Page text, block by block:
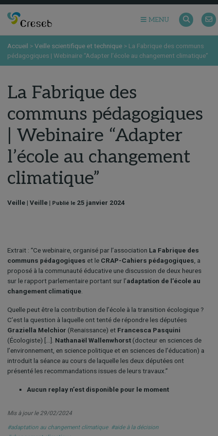
MENU
Accueil >Veille scientifique et technique > La Fabrique des communs
pédagogiques | Webinaire “Adapter l’école au changement climatique”
La Fabrique des
communs pédagogiques
| Webinaire “Adapter
l’école au changement
climatique”
Veille | Veille | Publié le 25 janvier 2024
Extrait : “Ce webinaire, organisé par l’association La Fabrique des
communs pédagogiques et le CRAP-Cahiers pédagogiques , a
proposé à la communauté éducative une discussion de deux heures
sur le rapport parlementaire portant sur l’adaptation de l’école au
changement climatique
Quelle peut être la contribution de l’école à la transition écologique ?
C’est la question à laquelle ont tenté de répondre les députées
Graziella Melchior (Renaissance) et Francesca Pasquini
(Écologiste) […]. Nathanaël Wallenwhorst (docteur en sciences de
l’environnement, en science politique et en sciences de l’éducation) a
introduit la séance au cours de laquelle les deux députées ont
présenté les recommandations issues de leurs travaux.”
Aucun replay n’est disponible pour le moment
Mis à jour le 29/02/2024
#adaptation au changement climatique #aide à la décision